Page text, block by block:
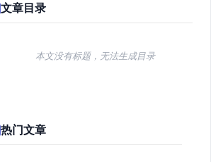
文章目录
本文没有标题，无法生成目录
热门文章